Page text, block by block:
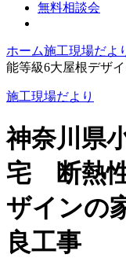
無料相談会
ホーム施工現場だよ
能等級6大屋根デザ
施工現場だより
神奈川県
宅 断熱
ザインの
良工事